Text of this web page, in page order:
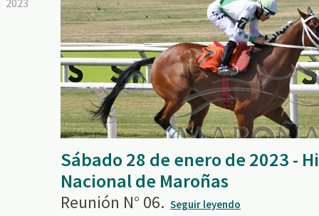
2023
Sábado 28 de enero de 2023 -
Nacional de Maroñas
Reunión N° 06. Seguir leyendo